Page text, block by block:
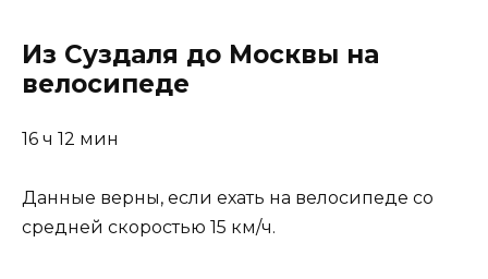
Из Суздаля до Москвы на
велосипеде
16 ч 12 мин
Данные верны, если ехать на велосипеде со
средней скоростью 15 км/ч.